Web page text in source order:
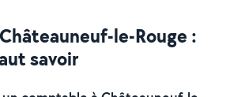
le-Rouge :
savoir